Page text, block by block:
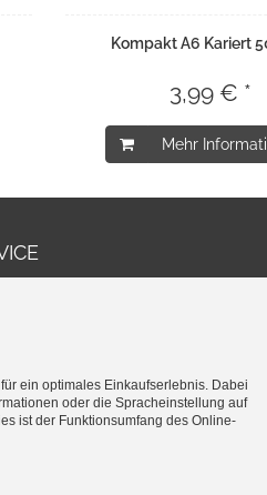
Kompakt A6 Kariert
3,99 € *
Mehr
ein optimales Einkaufserlebnis. Dabei
oder die Spracheinstellung auf
ist der Funktionsumfang des Online-